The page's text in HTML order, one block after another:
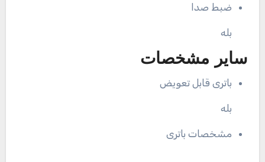
ضبط صدا
بله
سایر مشخصات
باتری قابل تعویض
بله
مشخصات باتری